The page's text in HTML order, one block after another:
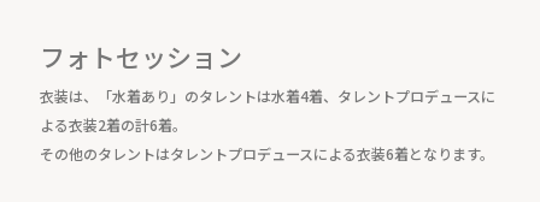
フォトセッション
衣装は、「水着あり」のタレントは水着4着、タレントプロデュースに
よる衣装2着の計6着。
その他のタレントはタレントプロデュースによる衣装6着となります。